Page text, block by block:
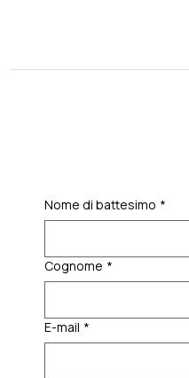
Nome di battesimo *
Cognome *
E-mail *